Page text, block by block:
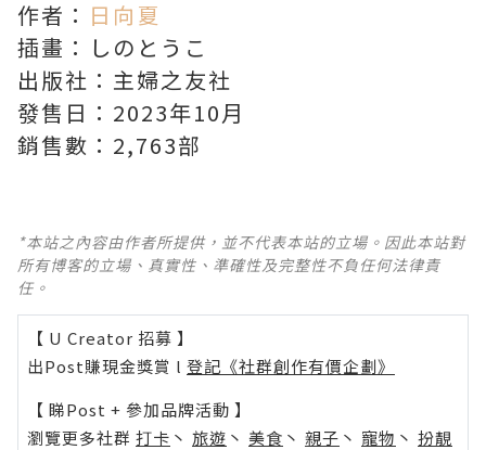
作者： 日向夏
插畫：しのとうこ
出版社：主婦之友社
發售日：2023年10月
銷售數：2,763部
*本站之內容由作者所提供，並不代表本站的立場。因此本站對
所有博客的立場、真實性、準確性及完整性不負任何法律責
任。
【 U Creator 招募 】
出Post賺現金獎賞 l 登記《社群創作有價企劃》
【 睇Post + 參加品牌活動 】
瀏覽更多社群 打卡 丶 旅遊 丶 美食 丶 親子 丶 寵物 丶 扮靚